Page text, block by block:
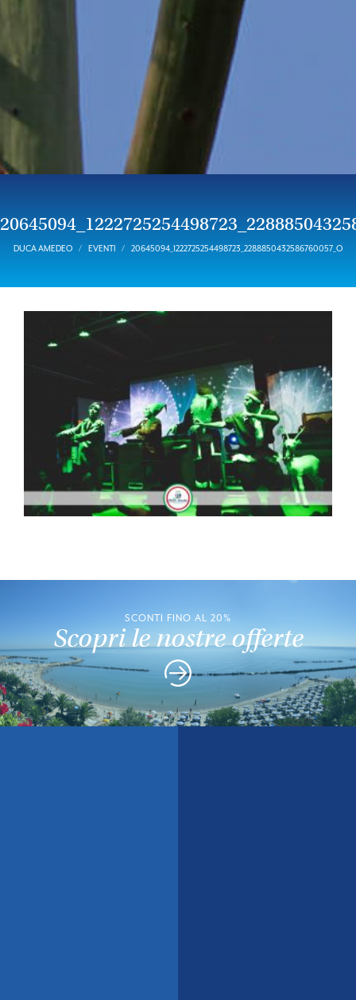
DUCA AMEDEO EVENTI 20645094_1222725254498723_2288850432586760057_O
SCONTI FINO AL 20%
Scopri le nostre offerte